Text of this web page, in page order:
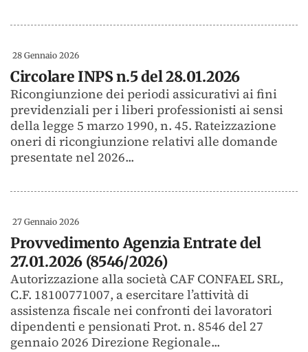
28 Gennaio 2026
Circolare INPS n.5 del 28.01.2026
Ricongiunzione dei periodi assicurativi ai fini
previdenziali per i liberi professionisti ai sensi
della legge 5 marzo 1990, n. 45. Rateizzazione
oneri di ricongiunzione relativi alle domande
presentate nel 2026...
27 Gennaio 2026
Provvedimento Agenzia Entrate del
27.01.2026 (8546/2026)
Autorizzazione alla società CAF CONFAEL SRL,
C.F. 18100771007, a esercitare l’attività di
assistenza fiscale nei confronti dei lavoratori
dipendenti e pensionati Prot. n. 8546 del 27
gennaio 2026 Direzione Regionale...